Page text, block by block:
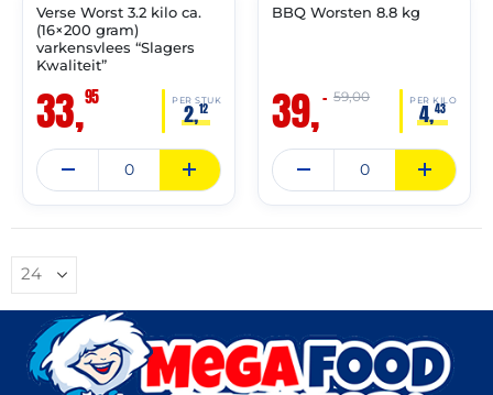
✓ VAST ASSORTIMENT
Verse Worst 3.2 kilo ca.
(16×200 gram)
varkensvlees “Slagers
Kwaliteit”
33,95 PER STUK
2,12
🔥 OP=OP
BBQ Worsten 8.8 kg
39,– PER KILO
4,43
59,00